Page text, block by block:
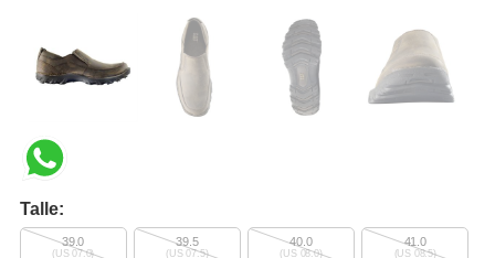
Talle:
39.0
(US 07.0)
39.5
(US 07.5)
40.0
(US 08.0)
41.0
(US 08.5)